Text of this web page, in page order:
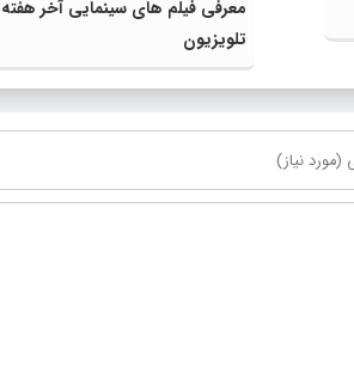
معرفی فیلم های سینمایی آخر هفته
تلویزیون